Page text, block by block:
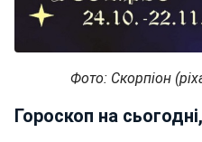
Фото: Скорпіон
Гороскоп на